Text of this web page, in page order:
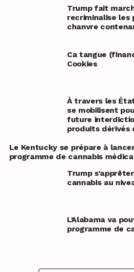
Trump fait
recriminalise les
chanvre
Ca tangue
Cookies
À travers les
se mobilisent
future
produits dérivés
Le Kentucky se prépare à
programme de cannabis
Trump
cannabis au
L’Alabama va
programme de